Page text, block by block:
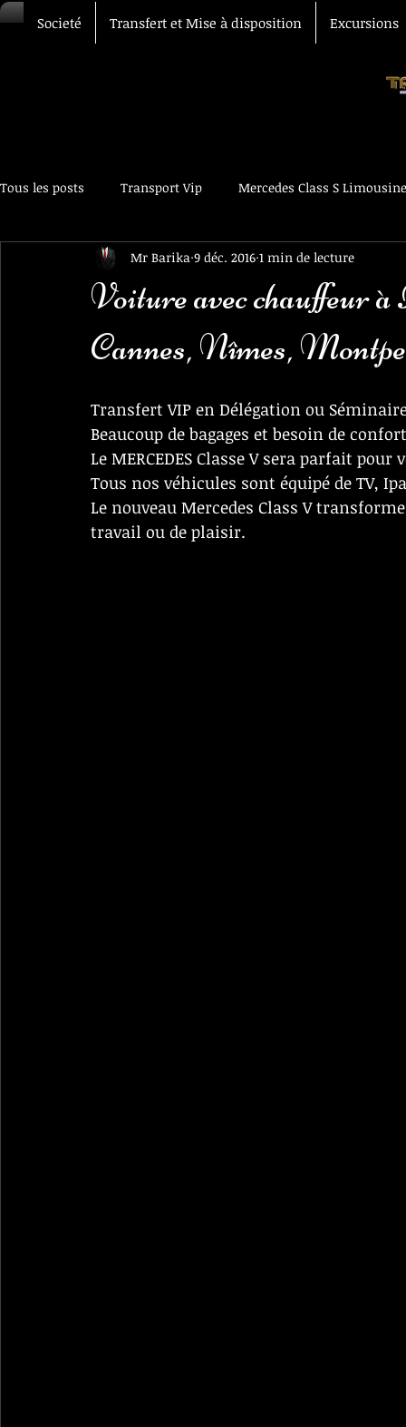
Societé Transfert et Mise à disposition Excursions
Tous les posts Transport Vip Mercedes Class S Limousine
Transfert Aéroport Chauffeur Vtc Voiture avec
Voiture avec chauffeur
Cannes, Nîmes,
Mr Barika 9 déc. 2016 1 min de lecture
Transfert VIP en Délégation ou Séminaire
Beaucoup de bagages et besoin de
Le MERCEDES Classe V sera parfait
Tous nos véhicules sont équipé de TV,
Le nouveau Mercedes Class V
travail ou de plaisir.